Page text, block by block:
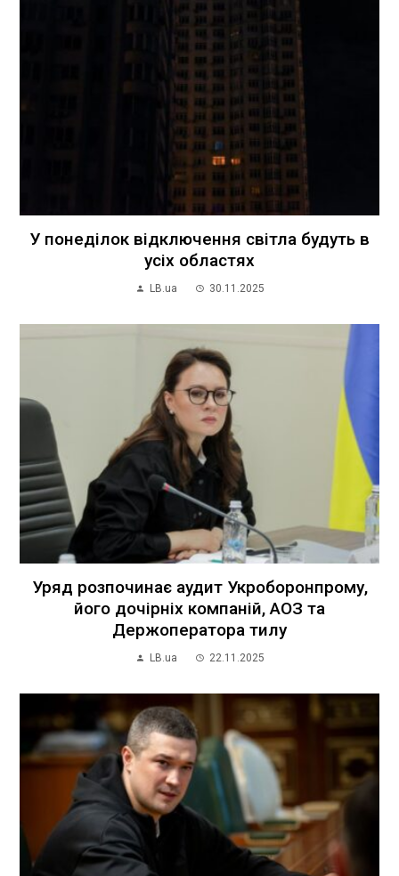
У понеділок відключення світла будуть в
усіх областях
LB.ua 30.11.2025
Уряд розпочинає аудит Укроборонпрому,
його дочірніх компаній, АОЗ та
Держоператора тилу
LB.ua 22.11.2025